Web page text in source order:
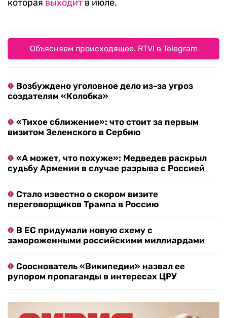
которая выходит в июле.
Объясняем происходящее. RTVI в Telegram
Возбуждено уголовное дело из-за угроз
создателям «Колобка»
«Тихое сближение»: что стоит за первым
визитом Зеленского в Сербию
«А может, что похуже»: Медведев раскрыл
судьбу Армении в случае разрыва с Россией
Стало известно о скором визите
переговорщиков Трампа в Россию
В ЕС придумали новую схему с
замороженными российскими миллиардами
Сооснователь «Википедии» назвал ее
рупором пропаганды в интересах ЦРУ